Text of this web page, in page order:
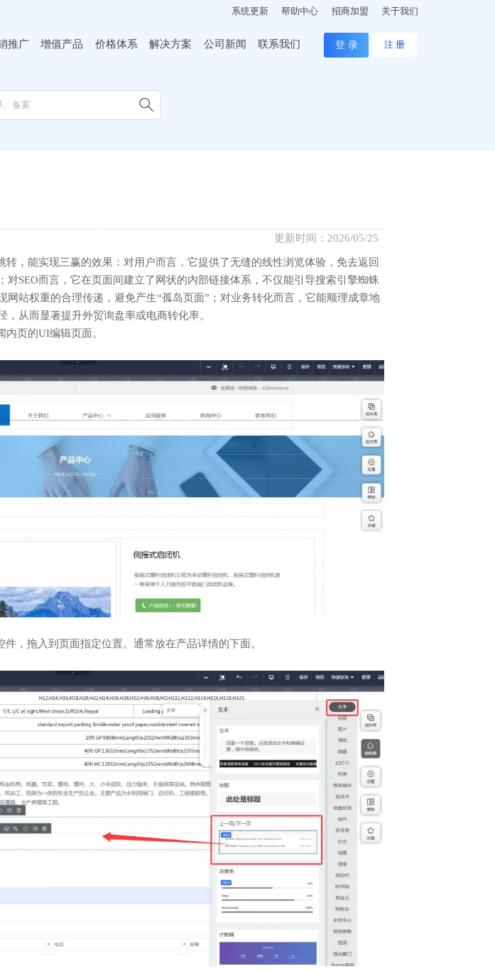
系统更新 帮助中心 招商加盟 关于我们
推广 增值产品 价格体系 解决方案 公司新闻 联系我们 登 录 注 册

更新时间：2026/05/25
转，能实现三赢的效果：对用户而言，它提供了无缝的线性浏览体验，免去返回
SEO而言，它在页面间建立了网状的内部链接体系，不仅能引导搜索引擎蜘蛛
网站权重的合理传递，避免产生“孤岛页面”；对业务转化而言，它能顺理成章地
从而显著提升外贸询盘率或电商转化率。
页的UI编辑页面。
，拖入到页面指定位置。通常放在产品详情的下面。